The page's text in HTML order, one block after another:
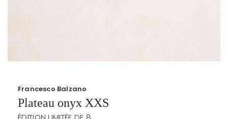
Francesco Balzano
Plateau onyx XXS